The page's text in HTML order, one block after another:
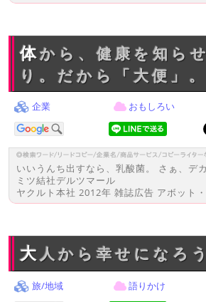
体から、健康を知らせる大きな便
り。だから「大便」。
企業 おもしろい
いいうんち出すなら、乳酸菌。 さぁ、デ
ミツ結社デルツマール
ヤクルト本社 2012年 雑誌広告 アボット
大人から幸せになろ
旅/地域 語りかけ